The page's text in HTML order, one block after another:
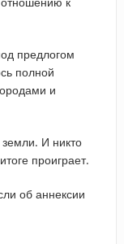
предлогом
полной
и
земли. И никто
проиграет.
об аннексии